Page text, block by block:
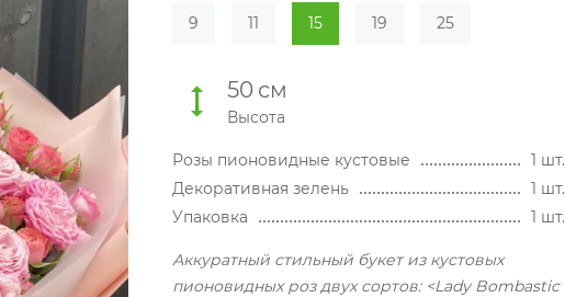
9 11 15 19 25
50 см
Высота
Розы пионовидные кустовые
1 шт.
Декоративная зелень
1 шт.
Упаковка
1 шт.
Аккуратный стильный букет из кустовых
пионовидных роз двух сортов: <Lady Bombastic